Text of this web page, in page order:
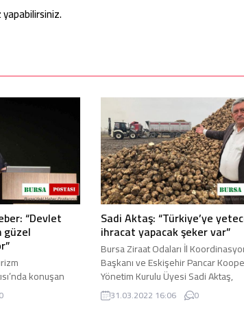
yapabilirsiniz.
“Devlet
güzel
konuşan
...
Sadi Aktaş: “Türkiye’ye
ihracat yapacak şeker var”
Bursa Ziraat Odaları İl
Başkanı ve Eskişehir Pancar
Yönetim Kurulu Üyesi Sadi Aktaş,
Türkiye’de şeker sıkıntısının ...
31.03.2022 16:06 0